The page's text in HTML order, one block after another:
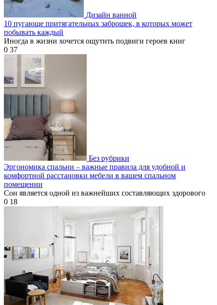
Дизайн ванной
10 пугающе притягательных заброшек, в которых может
побывать каждый
Иногда в жизни хочется ощутить подвиги героев книг
0 37
Без рубрики
Эргономика спальни – важные правила для удобной и
комфортной расстановки мебели в вашем спальном
помещении
Сон является одной из важнейших составляющих здорового
0 18